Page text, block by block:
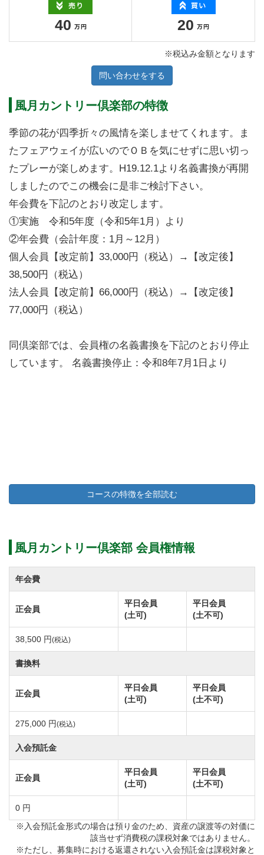
40 20
※税込み金額となります
問い合わせをする
風月カントリー倶楽部の特徴
季節の花が四季折々の風情を楽しませてくれます。ま
たフェアウェイが広いのでＯＢを気にせずに思い切っ
たプレーが楽しめます。H19.12.1より名義書換が再開
しましたのでこの機会に是非ご検討下さい。
年会費を下記のとおり改定します。
①実施 令和5年度（令和5年1月）より
②年会費（会計年度：1月～12月）
個人会員【改定前】33,000円（税込）→【改定後】
38,500円（税込）
法人会員【改定前】66,000円（税込）→【改定後】
77,000円（税込）
同倶楽部では、会員権の名義書換を下記のとおり停止
しています。 名義書換停止：令和8年7月1日より
コースの特徴を全部読む
風月カントリー倶楽部 会員権情報
年会費
正会員
平日会員
(土可)
平日会員
(土不可)
38,500 円(税込)
書換料
正会員
平日会員
(土可)
平日会員
(土不可)
275,000 円(税込)
入会預託金
正会員
平日会員
(土可)
平日会員
(土不可)
0 円
※入会預託金形式の場合は預り金のため、資産の譲渡等の対価に
該当せず消費税の課税対象ではありません。
※ただし、募集時における返還されない入会預託金は課税対象と